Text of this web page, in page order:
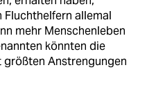
Fluchthelfern allemal
mehr Menschenleben
könnten die
größten Anstrengungen